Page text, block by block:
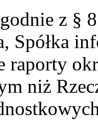
z §
Spółka
raporty
niż